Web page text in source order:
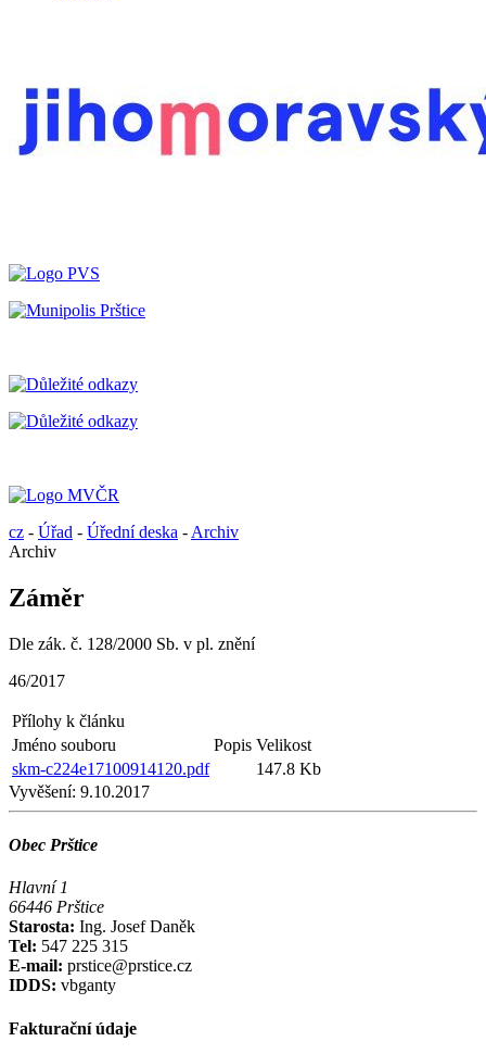
cz - Úřad - Úřední deska - Archiv
Archiv
Záměr
Dle zák. č. 128/2000 Sb. v pl. znění
46/2017
Přílohy k článku
Jméno souboru
Popis Velikost
skm-c224e17100914120.pdf
147.8 Kb
Vyvěšení: 9.10.2017
Obec Prštice
Hlavní 1
66446 Prštice
Starosta: Ing. Josef Daněk
Tel: 547 225 315
E-mail: prstice@prstice.cz
IDDS: vbganty
Fakturační údaje